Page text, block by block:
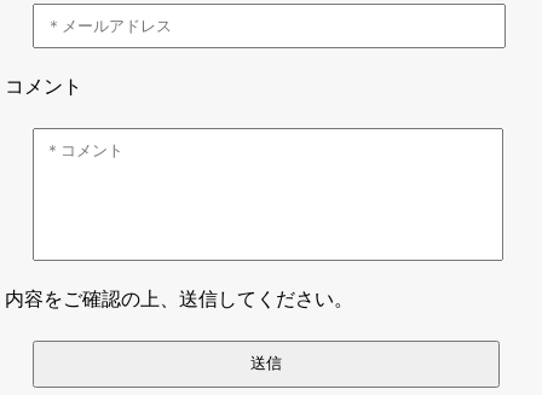
コメント
内容をご確認の上、送信してください。